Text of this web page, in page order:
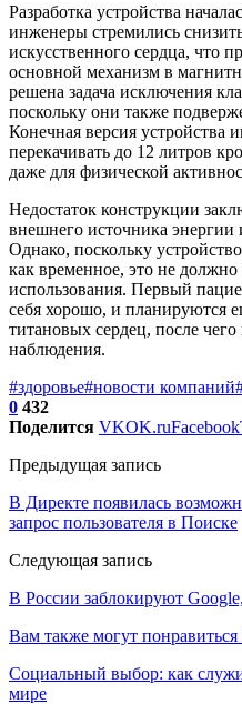
Разработка устройства
инженеры стремились
искусственного сердца, что
основной механизм в
решена задача исключения
поскольку они также
Конечная версия устройства
перекачивать до 12 литров
даже для физической
Недостаток конструкции
внешнего источника энергии
Однако, поскольку
как временное, это не должно
использования. Первый
себя хорошо, и планируются
титановых сердец, после
наблюдения.
#здоровье#новости компаний
0 432
Поделится VKOK.ruFacebook
Предыдущая запись
В Директе появилась
запрос пользователя в Поиске
Следующая запись
В России заблокируют
Вам также могут понравиться
Социальный выбор: как
мире